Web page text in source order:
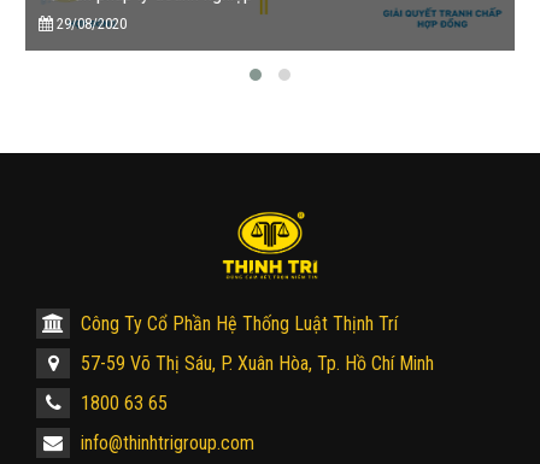
29/08/2020
Công Ty Cổ Phần Hệ Thống Luật Thịnh Trí
57-59 Võ Thị Sáu, P. Xuân Hòa, Tp. Hồ Chí Minh
1800 63 65
info@thinhtrigroup.com